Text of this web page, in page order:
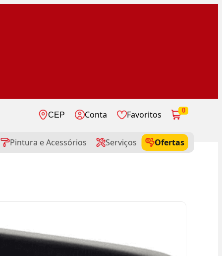
CEP Conta Favoritos 0
Pintura e Acessórios Serviços
Ofertas